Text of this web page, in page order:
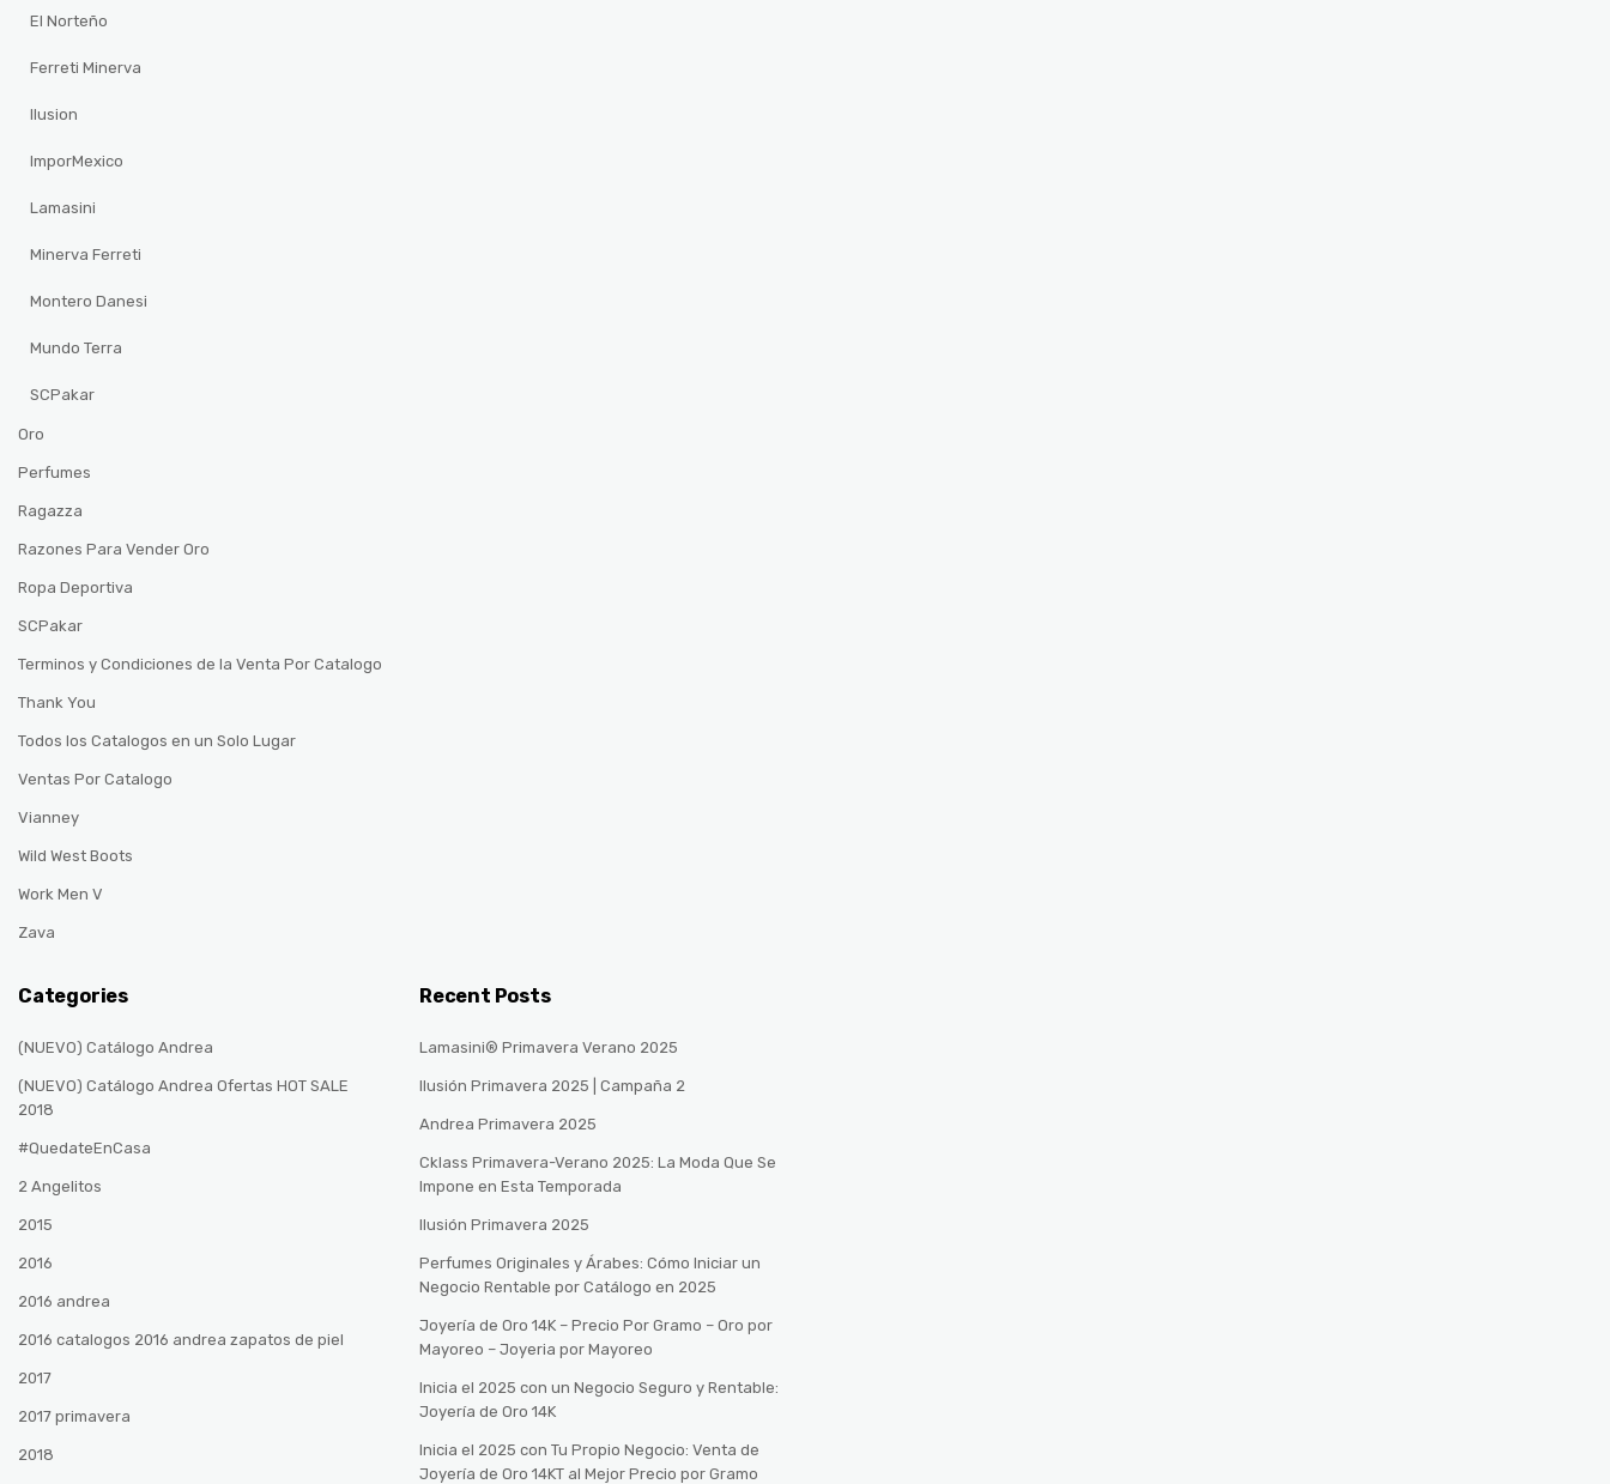
El Norteño
Ferreti Minerva
Ilusion
ImporMexico
Lamasini
Minerva Ferreti
Montero Danesi
Mundo Terra
SCPakar
Oro
Perfumes
Ragazza
Razones Para Vender Oro
Ropa Deportiva
SCPakar
Terminos y Condiciones de la Venta Por Catalogo
Thank You
Todos los Catalogos en un Solo Lugar
Ventas Por Catalogo
Vianney
Wild West Boots
Work Men V
Zava
Categories
(NUEVO) Catálogo Andrea
(NUEVO) Catálogo Andrea Ofertas HOT SALE
2018
#QuedateEnCasa
2 Angelitos
2015
2016
2016 andrea
2016 catalogos 2016 andrea zapatos de piel
2017
2017 primavera
2018
Recent Posts
Lamasini® Primavera Verano 2025
Ilusión Primavera 2025 | Campaña 2
Andrea Primavera 2025
Cklass Primavera-Verano 2025: La Moda Que Se
Impone en Esta Temporada
Ilusión Primavera 2025
Perfumes Originales y Árabes: Cómo Iniciar un
Negocio Rentable por Catálogo en 2025
Joyería de Oro 14K – Precio Por Gramo – Oro por
Mayoreo – Joyeria por Mayoreo
Inicia el 2025 con un Negocio Seguro y Rentable:
Joyería de Oro 14K
Inicia el 2025 con Tu Propio Negocio: Venta de
Joyería de Oro 14KT al Mejor Precio por Gramo